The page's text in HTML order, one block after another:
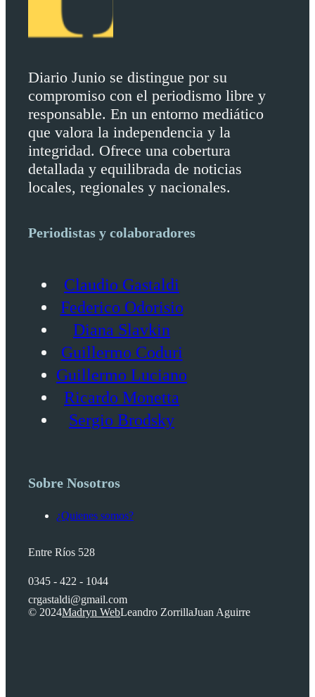
Diario Junio se distingue por su
compromiso con el periodismo libre y
responsable. En un entorno mediático
que valora la independencia y la
integridad. Ofrece una cobertura
detallada y equilibrada de noticias
locales, regionales y nacionales.
Periodistas y colaboradores
Claudio Gastaldi
Federico Odorisio
Diana Slavkin
Guillermo Coduri
Guillermo Luciano
Ricardo Monetta
Sergio Brodsky
Sobre Nosotros
¿Quienes somos?
Entre Ríos 528
0345 - 422 - 1044
crgastaldi@gmail.com
© 2024Madryn WebLeandro ZorrillaJuan Aguirre